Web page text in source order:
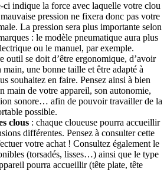
ci indique la force avec laquelle votre clou
pression ne fixera donc pas votre
La pression sera plus importante selon
: le modèle pneumatique aura plus
ou le manuel, par exemple.
outil se doit d’être ergonomique, d’avoir
main, une bonne taille et être adapté à
souhaitez en faire. Pensez ainsi à bien
main de votre appareil, son autonomie,
sonore… afin de pouvoir travailler de la
possible.
clous : chaque cloueuse pourra accueillir
différentes. Pensez à consulter cette
votre achat ! Consultez également le
(torsadés, lisses…) ainsi que le type
pourra accueillir (tête plate, tête